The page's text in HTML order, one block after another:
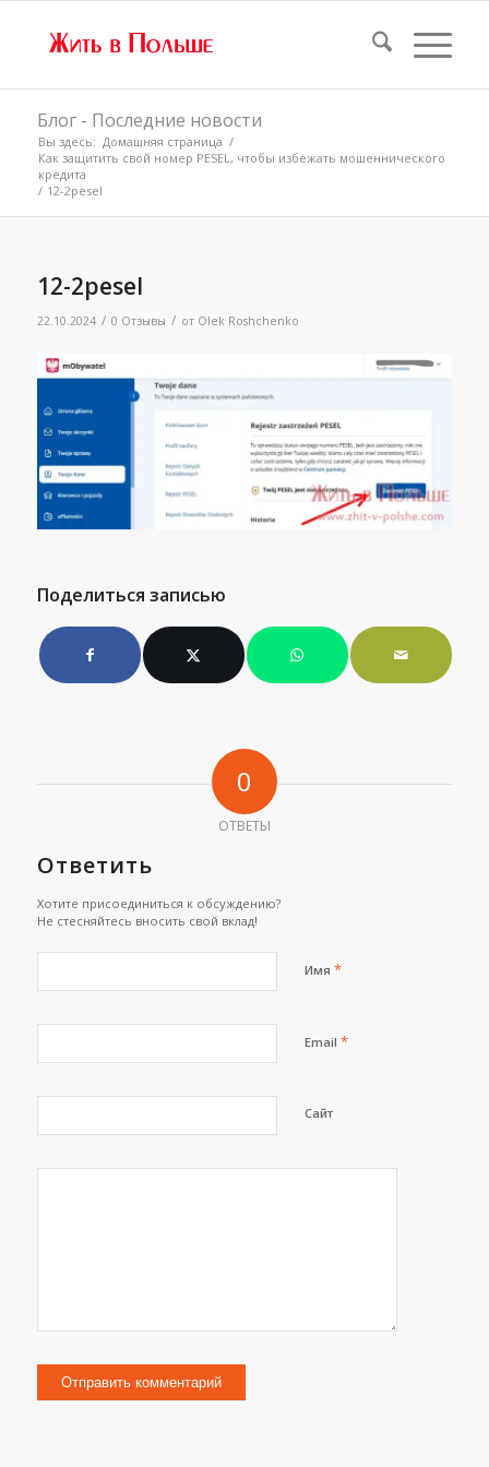
Блог - Последние новости
Вы здесь: Домашняя страница /
Как защитить свой номер PESEL, чтобы избежать мошеннического
кредита
/ 12-2pesel
12-2pesel
22.10.2024 / 0 Отзывы / от Olek Roshchenko
Поделиться записью
0
ОТВЕТЫ
Ответить
Хотите присоединиться к обсуждению?
Не стесняйтесь вносить свой вклад!
Имя *
Email *
Сайт